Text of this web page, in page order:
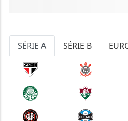
SÉRIE A SÉRIE B